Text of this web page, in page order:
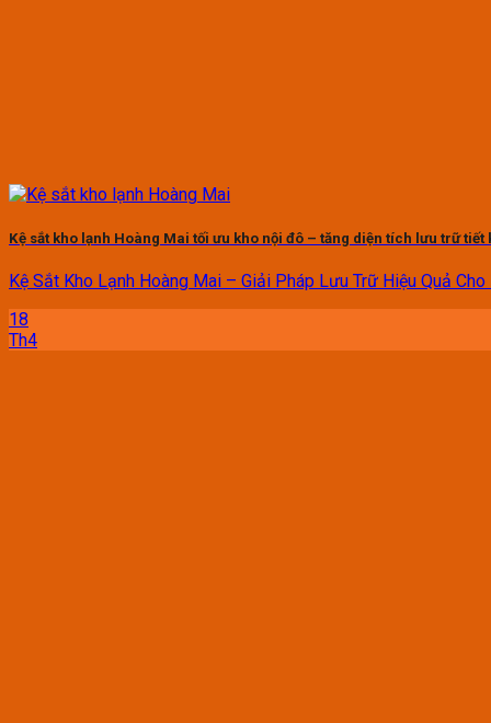
Kệ sắt kho lạnh Hoàng Mai tối ưu kho nội đô – tăng diện tích lưu trữ tiết
Kệ Sắt Kho Lạnh Hoàng Mai – Giải Pháp Lưu Trữ Hiệu Quả Cho
18
Th4